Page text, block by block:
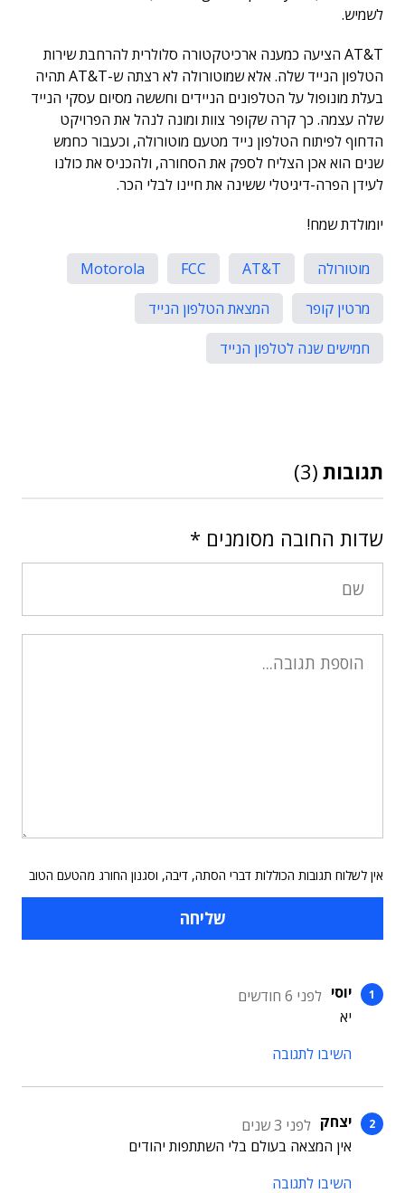
לשמיש.
AT&T הציעה כמענה ארכיטקטורה סלולרית להרחבת שירות
הטלפון הנייד שלה. אלא שמוטורולה לא רצתה ש-AT&T תהיה
בעלת מונופול על הטלפונים הניידים וחששה מסיום עסקי הנייד
שלה עצמה. כך קרה שקופר צוות ומונה לנהל את הפרויקט
הדחוף לפיתוח הטלפון נייד מטעם מוטורולה, וכעבור כחמש
שנים הוא אכן הצליח לספק את הסחורה, ולהכניס את כולנו
לעידן הפרה-דיגיטלי ששינה את חיינו לבלי הכר.
יומולדת שמח!
מוטורולה AT&T
FCC
Motorola
מרטין קופר
המצאת הטלפון הנייד
חמישים שנה לטלפון הנייד
תגובות (3)
שדות החובה מסומנים *
אין לשלוח תגובות הכוללות דברי הסתה, דיבה, וסגנון החורג מהטעם הטוב
יוסי לפני 6 חודשים
יא
השיבו לתגובה
יצחק לפני 3 שנים
אין המצאה בעולם בלי השתתפות יהודים
השיבו לתגובה